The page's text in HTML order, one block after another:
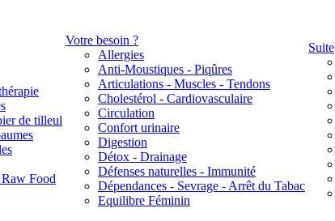
de tilleul
Food
Votre besoin ?
Allergies
Anti-Moustiques - Piqûres
Articulations - Muscles - Tendons
Cholestérol - Cardiovasculaire
Circulation
Confort urinaire
Digestion
Détox - Drainage
Défenses naturelles - Immunité
Dépendances - Sevrage - Arrêt du Tabac
Equilibre Féminin
Suite